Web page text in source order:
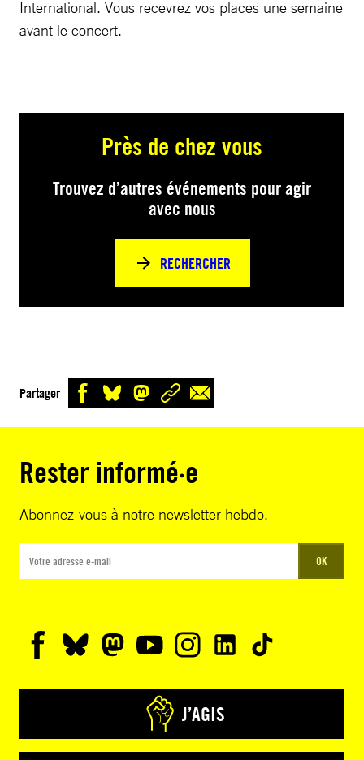
International. Vous recevrez vos places une semaine
avant le concert.
Près de chez vous
Trouvez d’autres événements pour agir
avec nous
RECHERCHER
Partager
Rester informé·e
Abonnez-vous à notre newsletter hebdo.
OK
J’AGIS